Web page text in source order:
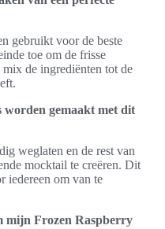
gebruikt voor de beste
toe om de frisse
mix de ingrediënten tot de
worden gemaakt met dit
weglaten en de rest van
mocktail te creëren. Dit
iedereen om van te
mijn Frozen Raspberry